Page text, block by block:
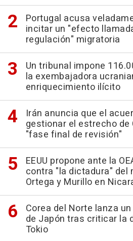
Portugal acusa
incitar un "efecto
regulación" migratoria
Un tribunal impone
la exembajadora
enriquecimiento ilícito
Irán anuncia que el
gestionar el estrecho
"fase final de revisión"
EEUU propone ante la
contra "la dictadura" del
Ortega y Murillo en
Corea del Norte lanza
de Japón tras criticar la
Tokio